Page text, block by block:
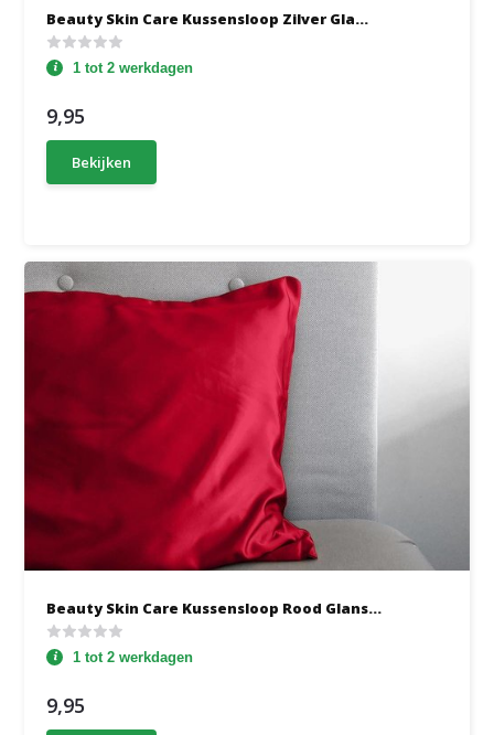
Beauty Skin Care Kussensloop Zilver Gla...
1 tot 2 werkdagen
9,95
Bekijken
Beauty Skin Care Kussensloop Rood Glans...
1 tot 2 werkdagen
9,95